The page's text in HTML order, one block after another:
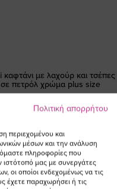
καφτάνι με λαχούρ και τσέπες
σε πετρόλ χρώμα plus size
Τιμή
Πολιτική απορρήτου
περιεχομένου και
μέσων και την ανάλυση
πληροφορίες που
ιστότοπό μας με συνεργάτες
οι οποίοι ενδεχομένως να τις
έχετε παραχωρήσει ή τις